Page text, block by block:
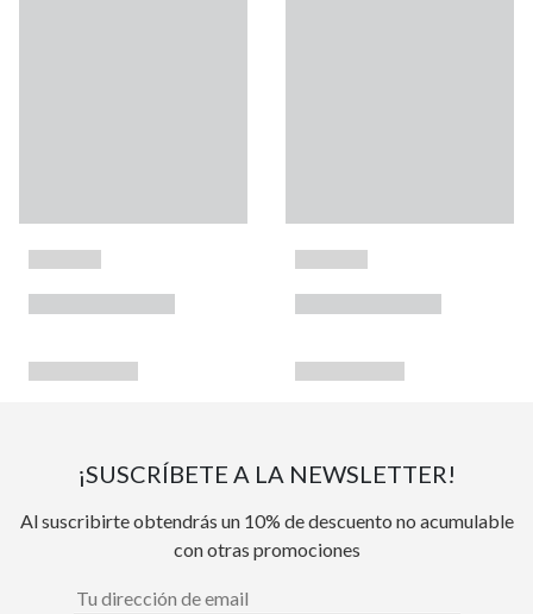
¡SUSCRÍBETE A LA NEWSLETTER!
Al suscribirte obtendrás un 10% de descuento no acumulable
con otras promociones